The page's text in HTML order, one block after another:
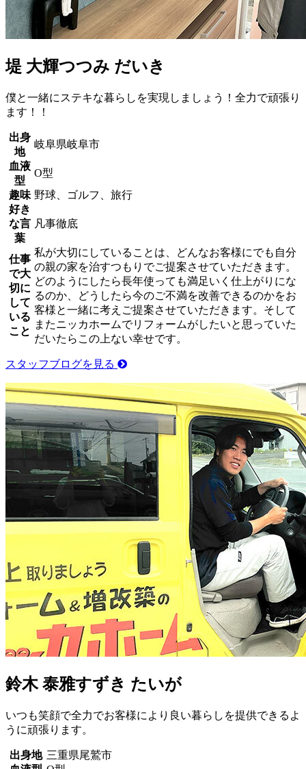
堤 大輝つつみ だいき
僕と一緒にステキな暮らしを実現しましょう！全力で頑張り
ます！！
出身
地
岐阜県岐阜市
血液
型
O型
趣味 野球、ゴルフ、旅行
好き
な言
葉
凡事徹底
仕事
で大
切に
して
いる
こと
私が大切にしていることは、どんなお客様にでも自分
の親の家を治すつもりでご提案させていただきます。
どのようにしたら長年使っても満足いく仕上がりにな
るのか、どうしたら今のご不満を改善できるのかをお
客様と一緒に考えご提案させていただきます。そして
またニッカホームでリフォームがしたいと思っていた
だいたらこの上ない幸せです。
スタッフブログを見る
鈴木 泰雅すずき たいが
いつも笑顔で全力でお客様により良い暮らしを提供できるよ
うに頑張ります。
出身地 三重県尾鷲市